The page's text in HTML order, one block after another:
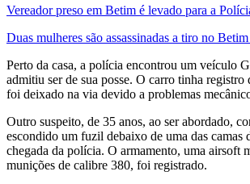
Vereador preso em Betim é levado para a
Duas mulheres são assassinadas a tiro no
Perto da casa, a polícia encontrou um veículo
admitiu ser de sua posse. O carro tinha registro
foi deixado na via devido a problemas
Outro suspeito, de 35 anos, ao ser abordado,
escondido um fuzil debaixo de uma das camas
chegada da polícia. O armamento, uma airsoft
munições de calibre 380, foi registrado.